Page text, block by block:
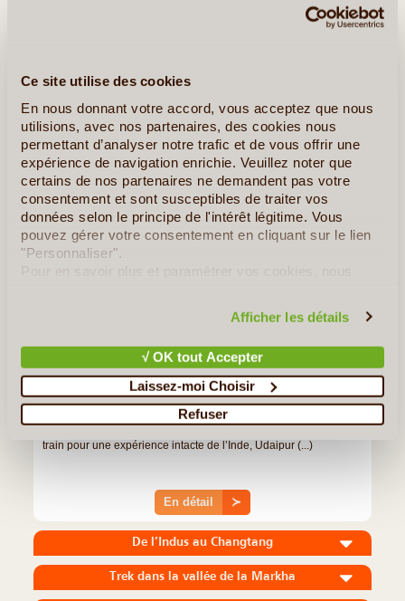
Ce site utilise des cookies
En nous donnant votre accord, vous acceptez que nous
utilisions, avec nos partenaires, des cookies nous
permettant d’analyser notre trafic et de vous offrir une
expérience de navigation enrichie. Veuillez noter que
certains de nos partenaires ne demandent pas votre
consentement et sont susceptibles de traiter vos
données selon le principe de l'intérêt légitime. Vous
pouvez gérer votre consentement en cliquant sur le lien
"Personnaliser".
Pour en savoir plus et paramétrer vos cookies, nous
Afficher les détails
√ OK tout Accepter
Laissez-moi Choisir
Refuser
Quelques Idées de Voyages en Inde
Safaris et Découverte Hors des Sentiers Battus
©
Un programme qui associe la découverte du Rajasthan, des
hauts lieux touristiques, Udaipur la ville Blanche et Jaipur la ville
Rose, une journée complète pour la visite de Delhi, une nuit en
train pour une expérience intacte de l’Inde, Udaipur (...)
En détail ≻
De l’Indus au Changtang
Trek dans la vallée de la Markha